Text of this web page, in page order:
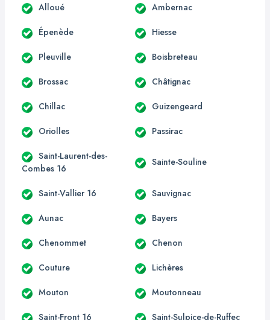
Alloué Ambernac
Épenède Hiesse
Pleuville Boisbreteau
Brossac Châtignac
Chillac Guizengeard
Oriolles Passirac
Saint-Laurent-des-
Combes 16
Sainte-Souline
Saint-Vallier 16 Sauvignac
Aunac Bayers
Chenommet Chenon
Couture Lichères
Mouton Moutonneau
Saint-Front 16 Saint-Sulpice-de-Ruffec